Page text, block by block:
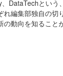
DataTechという
れ編集部独自の切
動向を知ること